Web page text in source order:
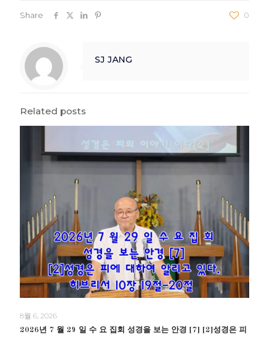
Share 0
SJ JANG
Related posts
8월 6, 2026
2026년 7 월 29 일 수 요 집회 성경을 보는 안경 [7] [2]성경은 피